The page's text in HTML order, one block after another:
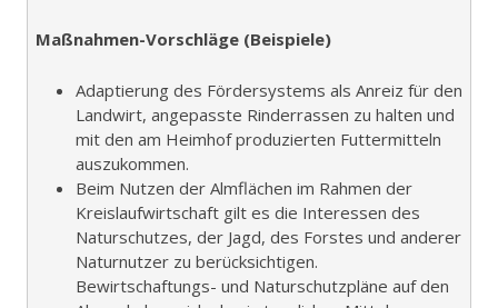
Maßnahmen-Vorschläge (Beispiele)
Adaptierung des Fördersystems als Anreiz für den
Landwirt, angepasste Rinderrassen zu halten und
mit den am Heimhof produzierten Futtermitteln
auszukommen.
Beim Nutzen der Almflächen im Rahmen der
Kreislaufwirtschaft gilt es die Interessen des
Naturschutzes, der Jagd, des Forstes und anderer
Naturnutzer zu berücksichtigen.
Bewirtschaftungs- und Naturschutzpläne auf den